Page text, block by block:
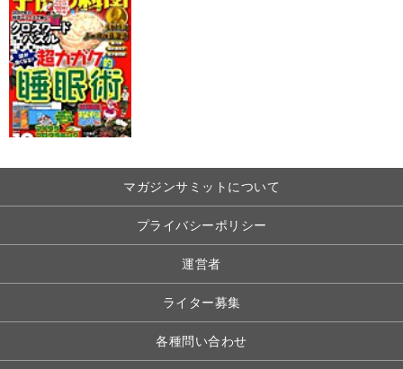
マガジンサミットについて
プライバシーポリシー
運営者
ライター募集
各種問い合わせ